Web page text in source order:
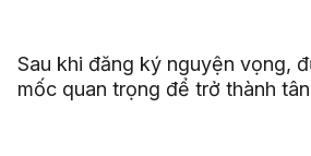
Sau khi đăng ký nguyện vọng,
mốc quan trọng để trở thành